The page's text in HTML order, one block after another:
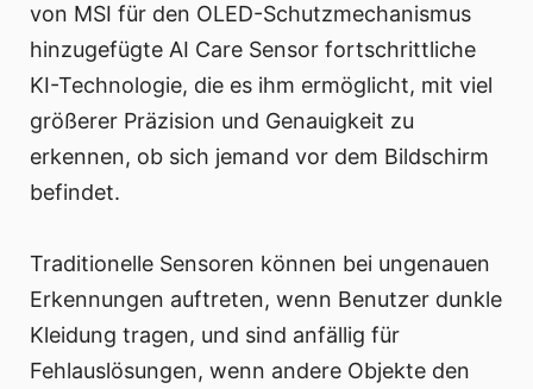
von MSI für den OLED-Schutzmechanismus
hinzugefügte AI Care Sensor fortschrittliche
KI-Technologie, die es ihm ermöglicht, mit viel
größerer Präzision und Genauigkeit zu
erkennen, ob sich jemand vor dem Bildschirm
befindet.
Traditionelle Sensoren können bei ungenauen
Erkennungen auftreten, wenn Benutzer dunkle
Kleidung tragen, und sind anfällig für
Fehlauslösungen, wenn andere Objekte den